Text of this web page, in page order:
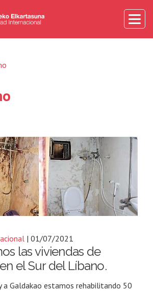
| 01/07/2021
las viviendas de
el Sur del Líbano.
a Galdakao estamos rehabilitando 50